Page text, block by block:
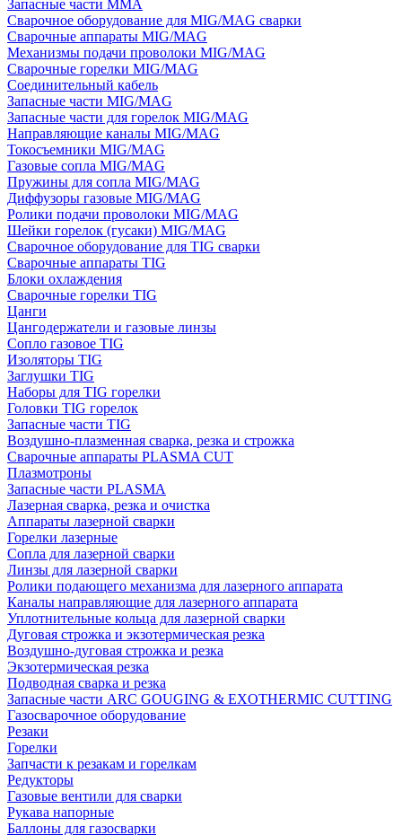
Запасные части MMA
Сварочное оборудование для MIG/MAG сварки
Сварочные аппараты MIG/MAG
Механизмы подачи проволоки MIG/MAG
Сварочные горелки MIG/MAG
Соединительный кабель
Запасные части MIG/MAG
Запасные части для горелок MIG/MAG
Направляющие каналы MIG/MAG
Токосъемники MIG/MAG
Газовые сопла MIG/MAG
Пружины для сопла MIG/MAG
Диффузоры газовые MIG/MAG
Ролики подачи проволоки MIG/MAG
Шейки горелок (гусаки) MIG/MAG
Сварочное оборудование для TIG сварки
Сварочные аппараты TIG
Блоки охлаждения
Сварочные горелки TIG
Цанги
Цангодержатели и газовые линзы
Сопло газовое TIG
Изоляторы TIG
Заглушки TIG
Наборы для TIG горелки
Головки TIG горелок
Запасные части TIG
Воздушно-плазменная сварка, резка и строжка
Сварочные аппараты PLASMA CUT
Плазмотроны
Запасные части PLASMA
Лазерная сварка, резка и очистка
Аппараты лазерной сварки
Горелки лазерные
Сопла для лазерной сварки
Линзы для лазерной сварки
Ролики подающего механизма для лазерного аппарата
Каналы направляющие для лазерного аппарата
Уплотнительные кольца для лазерной сварки
Дуговая строжка и экзотермическая резка
Воздушно-дуговая строжка и резка
Экзотермическая резка
Подводная сварка и резка
Запасные части ARC GOUGING & EXOTHERMIC CUTTING
Газосварочное оборудование
Резаки
Горелки
Запчасти к резакам и горелкам
Редукторы
Газовые вентили для сварки
Рукава напорные
Баллоны для газосварки